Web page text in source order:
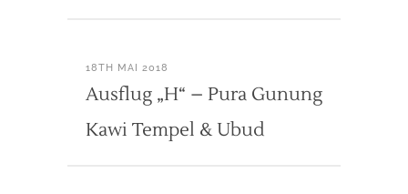
18TH MAI 2018
Ausflug „H“ – Pura Gunung
Kawi Tempel & Ubud